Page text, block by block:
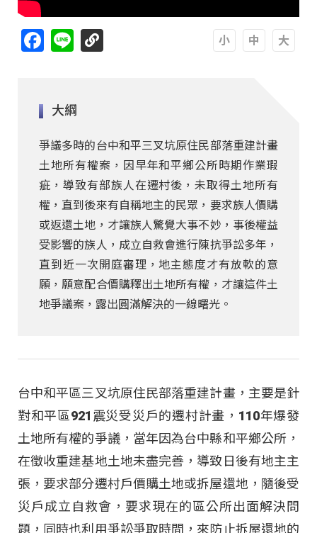
Facebook
Line
大綱
爭議多時的台中和平三叉坑原住民部落重建計畫
土地所有權案，因早年和平鄉公所時期作業瑕
疵，導致有部族人在遷村後，未取得土地所有
權，直到後來有自稱地主的民眾，要求族人價購
或返還土地，才讓族人驚覺大事不妙，事後權益
受影響的族人，成立自救會進行陳抗爭訟多年，
直到近一次開庭審理，地主態度才有放軟的意
願，願意配合價購釋出土地所有權，才讓這件土
地爭議案，露出圓滿解決的一線曙光。
台中和平區三叉坑原住民部落重建計畫，主要是針
對和平區921震災受災戶的遷村計畫，110年爆發
土地所有權的爭議，當年因為台中縣和平鄉公所，
在徵收重建基地土地未盡完善，導致日後有地主主
張，要求部分遷村戶價購土地或拆屋還地，隨後受
災戶成立自救會，要求現在的區公所出面解決問
題，同時也利用爭訟爭取時間，來防止拆屋還地的